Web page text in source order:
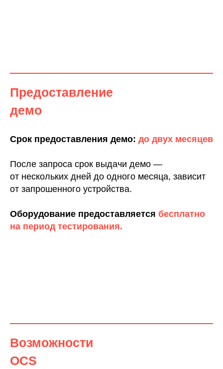
Предоставление
демо
Срок предоставления демо: до двух месяцев
После запроса срок выдачи демо —
от нескольких дней до одного месяца, зависит
от запрошенного устройства.
Оборудование предоставляется бесплатно
на период тестирования.
Возможности
OCS